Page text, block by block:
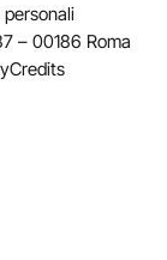
– 00186 Roma
Credits